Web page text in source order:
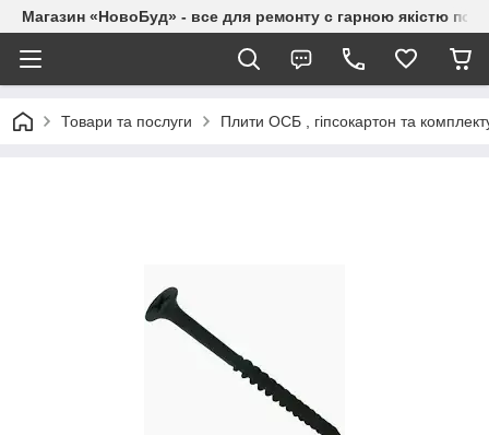
Магазин «НовоБуд» - все для ремонту с гарною якістю по
Товари та послуги Плити ОСБ , гіпсокартон та